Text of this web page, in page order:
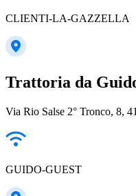
CLIENTI-LA-GAZZELLA
Trattoria da
Via Rio Salse 2° Tronco, 8,
GUIDO-GUEST